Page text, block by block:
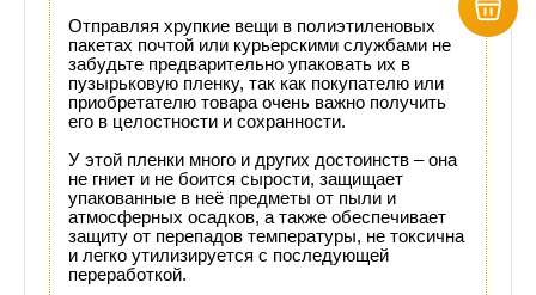
Отправляя хрупкие вещи в полиэтиленовых
пакетах почтой или курьерскими службами не
забудьте предварительно упаковать их в
пузырьковую пленку, так как покупателю или
приобретателю товара очень важно получить
его в целостности и сохранности.
У этой пленки много и других достоинств – она
не гниет и не боится сырости, защищает
упакованные в неё предметы от пыли и
атмосферных осадков, а также обеспечивает
защиту от перепадов температуры, не токсична
и легко утилизируется с последующей
переработкой.